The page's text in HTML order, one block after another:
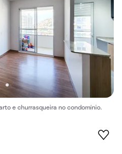
e churrasqueira no condomínio.